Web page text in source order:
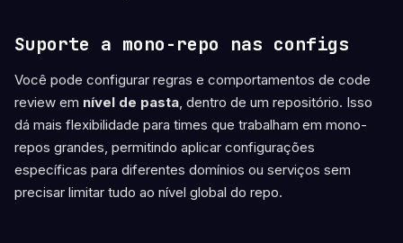
Suporte a mono-repo nas configs
Você pode configurar regras e comportamentos de code
review em nível de pasta, dentro de um repositório. Isso
dá mais flexibilidade para times que trabalham em mono-
repos grandes, permitindo aplicar configurações
específicas para diferentes domínios ou serviços sem
precisar limitar tudo ao nível global do repo.